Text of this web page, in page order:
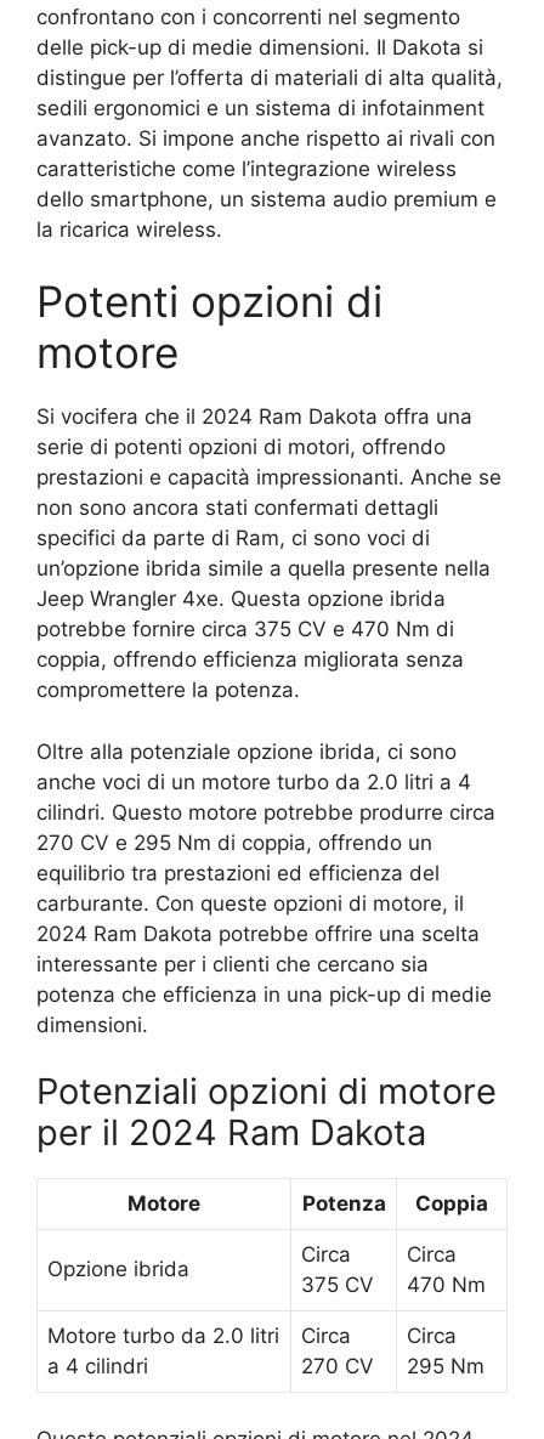
confrontano con i concorrenti nel segmento
delle pick-up di medie dimensioni. Il Dakota si
distingue per l’offerta di materiali di alta qualità,
sedili ergonomici e un sistema di infotainment
avanzato. Si impone anche rispetto ai rivali con
caratteristiche come l’integrazione wireless
dello smartphone, un sistema audio premium e
la ricarica wireless.
Potenti opzioni di
motore
Si vocifera che il 2024 Ram Dakota offra una
serie di potenti opzioni di motori, offrendo
prestazioni e capacità impressionanti. Anche se
non sono ancora stati confermati dettagli
specifici da parte di Ram, ci sono voci di
un’opzione ibrida simile a quella presente nella
Jeep Wrangler 4xe. Questa opzione ibrida
potrebbe fornire circa 375 CV e 470 Nm di
coppia, offrendo efficienza migliorata senza
compromettere la potenza.
Oltre alla potenziale opzione ibrida, ci sono
anche voci di un motore turbo da 2.0 litri a 4
cilindri. Questo motore potrebbe produrre circa
270 CV e 295 Nm di coppia, offrendo un
equilibrio tra prestazioni ed efficienza del
carburante. Con queste opzioni di motore, il
2024 Ram Dakota potrebbe offrire una scelta
interessante per i clienti che cercano sia
potenza che efficienza in una pick-up di medie
dimensioni.
Potenziali opzioni di motore
per il 2024 Ram Dakota
Motore Potenza Coppia
Opzione ibrida
Circa
375 CV
Circa
470 Nm
Motore turbo da 2.0 litri
a 4 cilindri
Circa
270 CV
Circa
295 Nm